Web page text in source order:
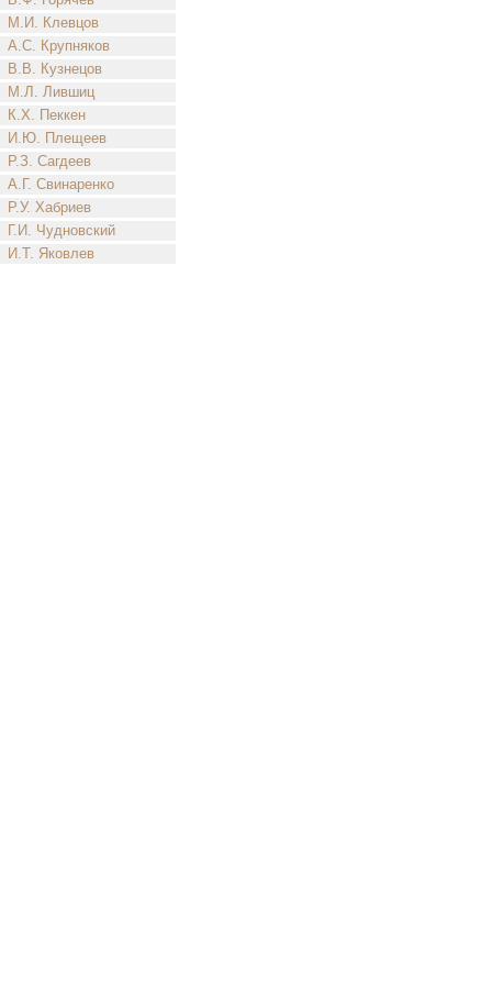
М.И. Клевцов
А.С. Крупняков
В.В. Кузнецов
М.Л. Лившиц
К.Х. Пеккен
И.Ю. Плещеев
Р.З. Сагдеев
А.Г. Свинаренко
Р.У. Хабриев
Г.И. Чудновский
И.Т. Яковлев